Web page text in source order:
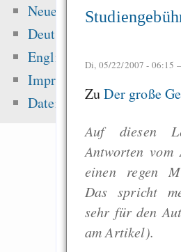
Di, 05/22/2007 -
ZuDer große
Auf diesen
Antworten vom
einen regen
Das spricht
sehr für den
am Artikel).
Neue Inhalte
Deutsch
English
Impressum
Datenschutz